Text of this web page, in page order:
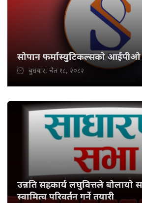
सोपान फर्मास्युटिकल्सको
बुधबार, चैत १८, २०८२
उन्नति सहकार्य लघुवित्तले बोलायो
स्वामित्व परिवर्तन गर्ने तयारी